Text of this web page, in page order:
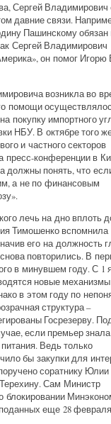
Сергей Владимирович
давние связи.
Пашинскому обязан
Сергей Владимирович
он помог Игорю
возникла во
помощи
покупку импортного
НБУ. В октябре того
и частного секторов
пресс-конференции в
должны понять, что
а не по финансовым
лечь на дно вплоть
Тимошенко вспомнила
его на должность
повторились. В
в минувшем году. С 1
новые механизмы
в этом году по
структура –
Госрезерву.
если премьер знала
Ведь только
бы закупки для
соратнику Юлии
Сам Министр
блокировании
еще 28